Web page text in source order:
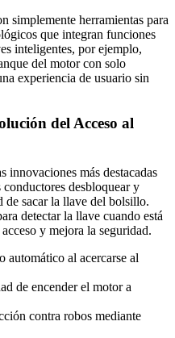
simplemente herramientas para
que integran funciones
inteligentes, por ejemplo,
del motor con solo
experiencia de usuario sin
del Acceso al
innovaciones más destacadas
desbloquear y
de sacar la llave del bolsillo.
detectar la llave cuando está
y mejora la seguridad.
automático al acercarse al
de encender el motor a
contra robos mediante